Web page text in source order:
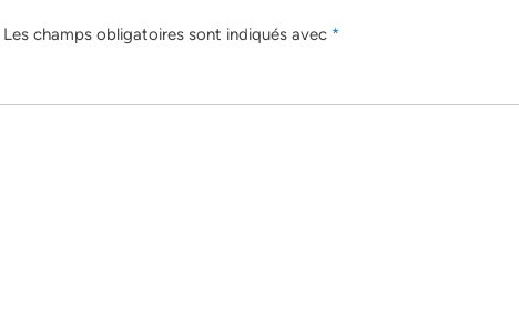
Les champs obligatoires sont indiqués avec *